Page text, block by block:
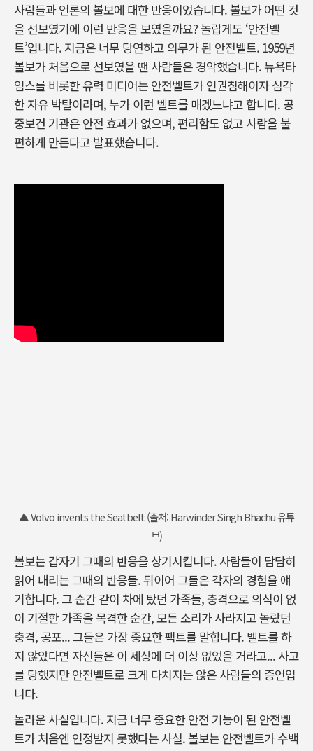
사람들과 언론의 볼보에 대한 반응이었습니다. 볼보가 어떤 것
을 선보였기에 이런 반응을 보였을까요? 놀랍게도 ‘안전벨
트’입니다. 지금은 너무 당연하고 의무가 된 안전벨트. 1959년
볼보가 처음으로 선보였을 땐 사람들은 경악했습니다. 뉴욕타
임스를 비롯한 유력 미디어는 안전벨트가 인권침해이자 심각
한 자유 박탈이라며, 누가 이런 벨트를 매겠느냐고 합니다. 공
중보건 기관은 안전 효과가 없으며, 편리함도 없고 사람을 불
편하게 만든다고 발표했습니다.
▲ Volvo invents the Seatbelt (출처: Harwinder Singh Bhachu 유튜
브)
볼보는 갑자기 그때의 반응을 상기시킵니다. 사람들이 담담히
읽어 내리는 그때의 반응들. 뒤이어 그들은 각자의 경험을 얘
기합니다. 그 순간 같이 차에 탔던 가족들, 충격으로 의식이 없
이 기절한 가족을 목격한 순간, 모든 소리가 사라지고 놀랐던
충격, 공포... 그들은 가장 중요한 팩트를 말합니다. 벨트를 하
지 않았다면 자신들은 이 세상에 더 이상 없었을 거라고... 사고
를 당했지만 안전벨트로 크게 다치지는 않은 사람들의 증언입
니다.
놀라운 사실입니다. 지금 너무 중요한 안전 기능이 된 안전벨
트가 처음엔 인정받지 못했다는 사실. 볼보는 안전벨트가 수백